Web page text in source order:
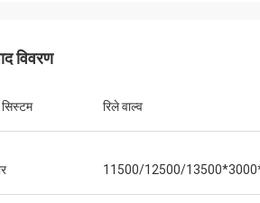
विवरण
रिले वाल्व
11500/12500/